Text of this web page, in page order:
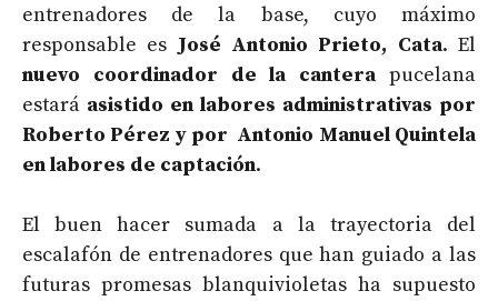
entrenadores de la base, cuyo máximo
responsable es José Antonio Prieto, Cata. El
nuevo coordinador de la cantera pucelana
estará asistido en labores administrativas por
Roberto Pérez y por Antonio Manuel Quintela
en labores de captación.
El buen hacer sumada a la trayectoria del
escalafón de entrenadores que han guiado a las
futuras promesas blanquivioletas ha supuesto